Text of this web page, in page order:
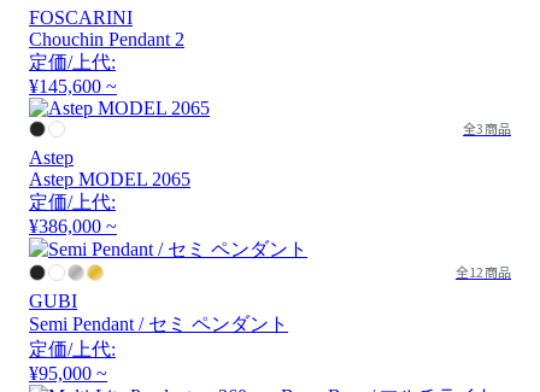
FOSCARINI
Chouchin Pendant 2
定価/上代:
¥145,600 ~
全3商品
Astep
Astep MODEL 2065
定価/上代:
¥386,000 ~
全12商品
GUBI
Semi Pendant / セミ ペンダント
定価/上代:
¥95,000 ~